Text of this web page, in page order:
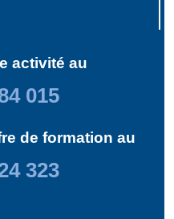
activité au
015
de formation au
323